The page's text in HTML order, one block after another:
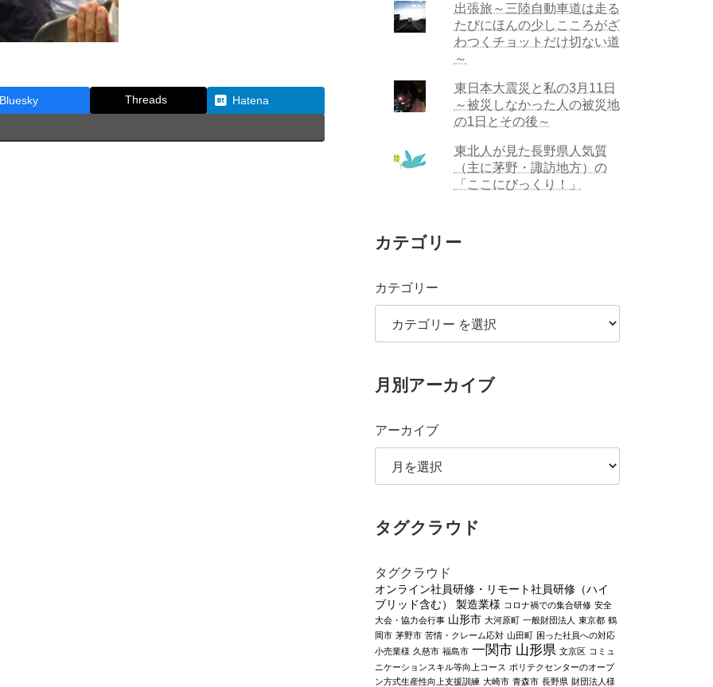
Threads Hatena
出張旅～三陸自動車道は走る
たびにほんの少しこころがざ
わつくチョットだけ切ない道
～
東日本大震災と私の3月11日
～被災しなかった人の被災地
の1日とその後～
東北人が見た長野県人気質
（主に茅野・諏訪地方）の
「ここにびっくり！」
カテゴリー
カテゴリー
月別アーカイブ
アーカイブ
タグクラウド
タグクラウド
オンライン社員研修・リモート社員研修（ハイ
ブリッド含む）
製造業様 コロナ禍での集合研修 安全
大会・協力会行事 山形市 大河原町 一般財団法人 東京都 鶴
岡市 茅野市 苦情・クレーム応対 山田町 困った社員への対応
小売業様 久慈市 福島市 一関市 山形県 文京区 コミュ
ニケーションスキル等向上コース ポリテクセンターのオープ
ン方式生産性向上支援訓練 大崎市 青森市 長野県 財団法人様